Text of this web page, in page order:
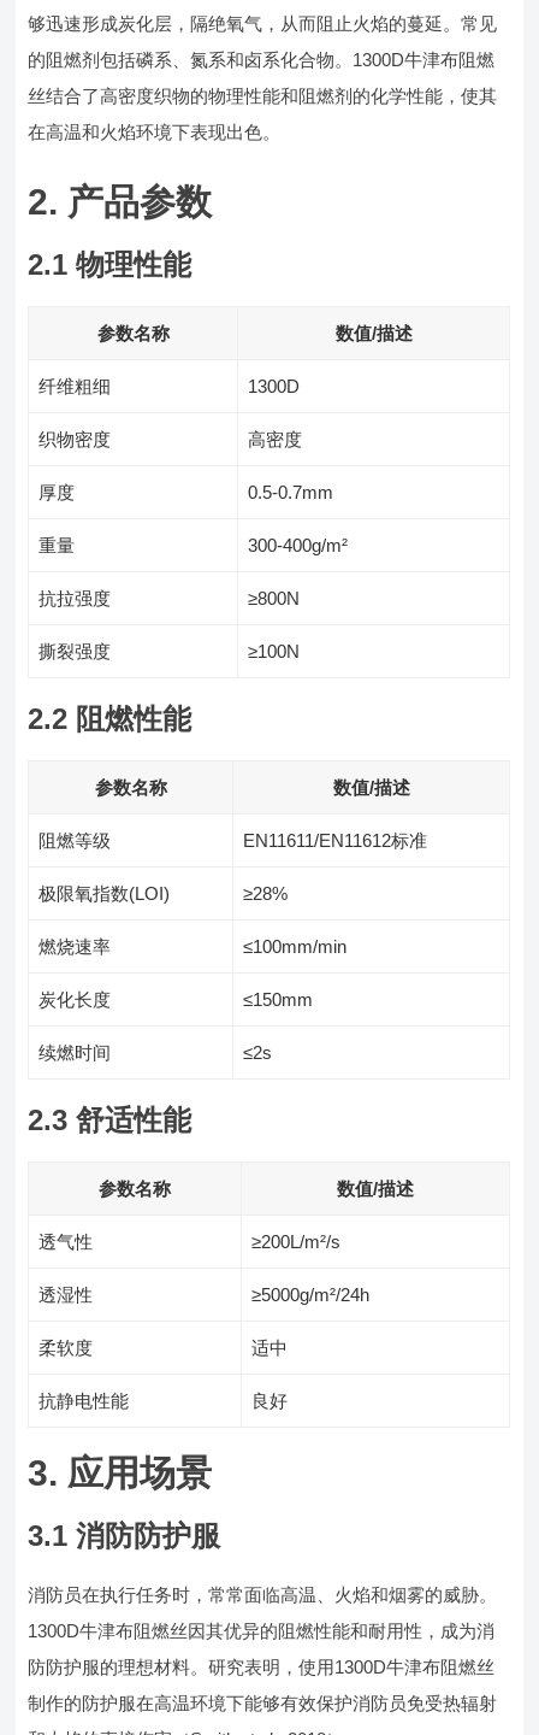
够迅速形成炭化层，隔绝氧气，从而阻止火焰的蔓延。常见
的阻燃剂包括磷系、氮系和卤系化合物。1300D牛津布阻燃
丝结合了高密度织物的物理性能和阻燃剂的化学性能，使其
在高温和火焰环境下表现出色。
2. 产品参数
2.1 物理性能
参数名称 数值/描述
纤维粗细 1300D
织物密度 高密度
厚度 0.5-0.7mm
重量 300-400g/m²
抗拉强度 ≥800N
撕裂强度 ≥100N
2.2 阻燃性能
参数名称 数值/描述
阻燃等级 EN11611/EN11612标准
极限氧指数(LOI) ≥28%
燃烧速率 ≤100mm/min
炭化长度 ≤150mm
续燃时间 ≤2s
2.3 舒适性能
参数名称 数值/描述
透气性 ≥200L/m²/s
透湿性 ≥5000g/m²/24h
柔软度 适中
抗静电性能 良好
3. 应用场景
3.1 消防防护服
消防员在执行任务时，常常面临高温、火焰和烟雾的威胁。
1300D牛津布阻燃丝因其优异的阻燃性能和耐用性，成为消
防防护服的理想材料。研究表明，使用1300D牛津布阻燃丝
制作的防护服在高温环境下能够有效保护消防员免受热辐射